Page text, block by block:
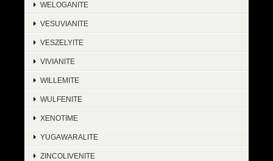
WELOGANITE
VESUVIANITE
VESZELYITE
VIVIANITE
WILLEMITE
WULFENITE
XENOTIME
YUGAWARALITE
ZINCOLIVENITE